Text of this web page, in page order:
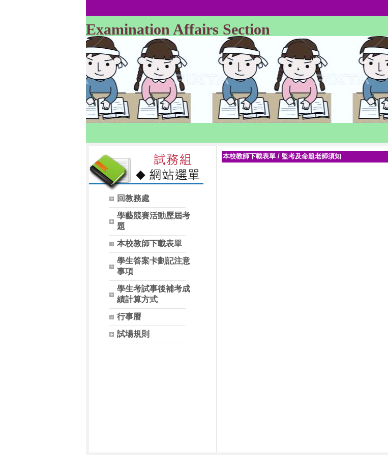
Examination Affairs Section
回教務處
學藝競賽活動歷屆考
題
本校教師下載表單
學生答案卡劃記注意
事項
學生考試事後補考成
績計算方式
行事曆
試場規則
本校教師下載表單/ 監考及命題老師須知